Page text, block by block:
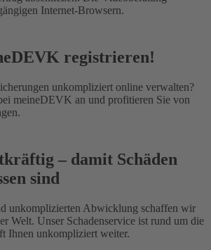
Internet-Browsern.
registrieren!
unkompliziert online verwalten?
meineDEVK an und profitieren Sie von
– damit Schäden
sind
unkomplizierten Abwicklung schaffen wir
Welt. Unser Schadenservice ist rund um die
Ihnen unkompliziert weiter.